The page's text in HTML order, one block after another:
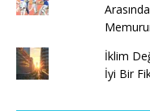
İklim
İyi Bir